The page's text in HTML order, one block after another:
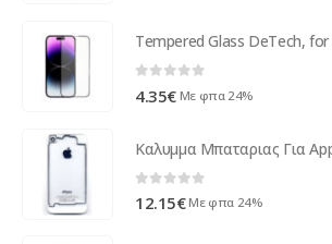
4.35€ Με φπα 24%
0 out of 5
12.15€ Με φπα 24%